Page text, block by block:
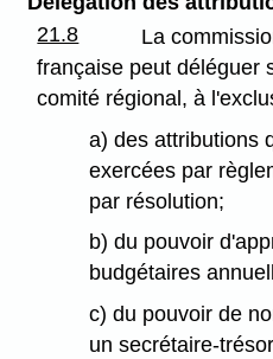
21.8
La
française peut déléguer
comité régional, à
a) des attributions
exercées par
par résolution;
b) du pouvoir
budgétaires
c) du pouvoir de
un secrétaire-